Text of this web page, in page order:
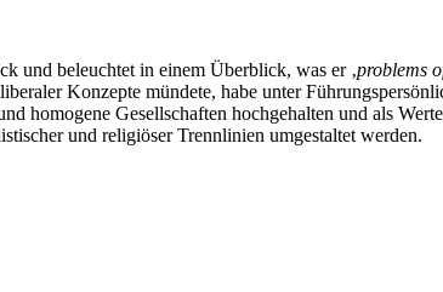
und beleuchtet in einem Überblick, was er ‚problems
Konzepte mündete, habe unter
homogene Gesellschaften hochgehalten und als
und religiöser Trennlinien umgestaltet werden.